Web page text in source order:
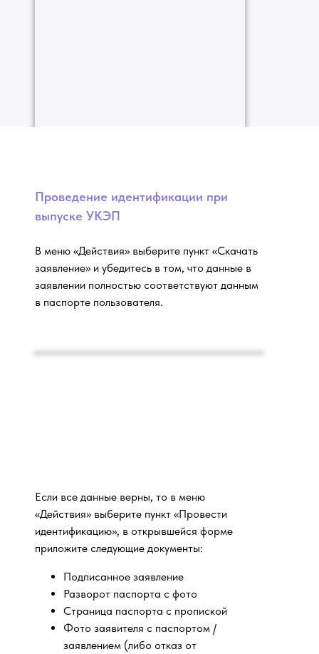
Проведение идентификации при
выпуске УКЭП
В меню «Действия» выберите пункт «Скачать
заявление» и убедитесь в том, что данные в
заявлении полностью соответствуют данным
в паспорте пользователя.
Если все данные верны, то в меню
«Действия» выберите пункт «Провести
идентификацию», в открывшейся форме
приложите следующие документы:
Подписанное заявление
Разворот паспорта с фото
Страница паспорта с пропиской
Фото заявителя с паспортом /
заявлением (либо отказ от